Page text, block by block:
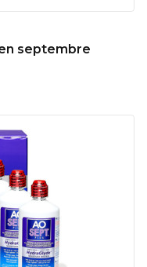
septembre